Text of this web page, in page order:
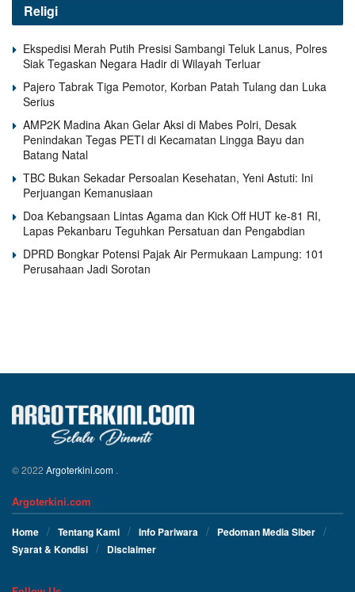
Religi
Ekspedisi Merah Putih Presisi Sambangi Teluk Lanus, Polres
Siak Tegaskan Negara Hadir di Wilayah Terluar
Pajero Tabrak Tiga Pemotor, Korban Patah Tulang dan Luka
Serius
AMP2K Madina Akan Gelar Aksi di Mabes Polri, Desak
Penindakan Tegas PETI di Kecamatan Lingga Bayu dan
Batang Natal
TBC Bukan Sekadar Persoalan Kesehatan, Yeni Astuti: Ini
Perjuangan Kemanusiaan
Doa Kebangsaan Lintas Agama dan Kick Off HUT ke-81 RI,
Lapas Pekanbaru Teguhkan Persatuan dan Pengabdian
DPRD Bongkar Potensi Pajak Air Permukaan Lampung: 101
Perusahaan Jadi Sorotan
© 2022 Argoterkini.com .
Argoterkini.com
Home Tentang Kami Info Pariwara
Pedoman Media Siber
Syarat & Kondisi
Disclaimer